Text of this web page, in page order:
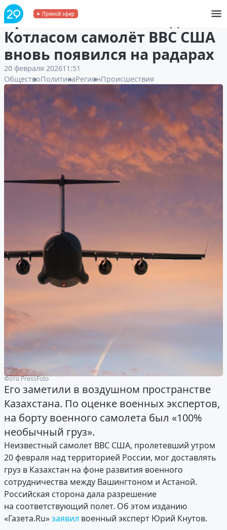
Прямой эфир
Пропавший в небе над
Котласом самолёт ВВС США
вновь появился на радарах
20 февраля 202611:51
ОбществоПолитикаРегионПроисшествия
Фото PressFoto
Его заметили в воздушном пространстве
Казахстана. По оценке военных экспертов,
на борту военного самолета был «100%
необычный груз».
Неизвестный самолет ВВС США, пролетевший утром
20 февраля над территорией России, мог доставлять
груз в Казахстан на фоне развития военного
сотрудничества между Вашингтоном и Астаной.
Российская сторона дала разрешение
на соответствующий полет. Об этом изданию
«Газета.Ru»заявил военный эксперт Юрий Кнутов.